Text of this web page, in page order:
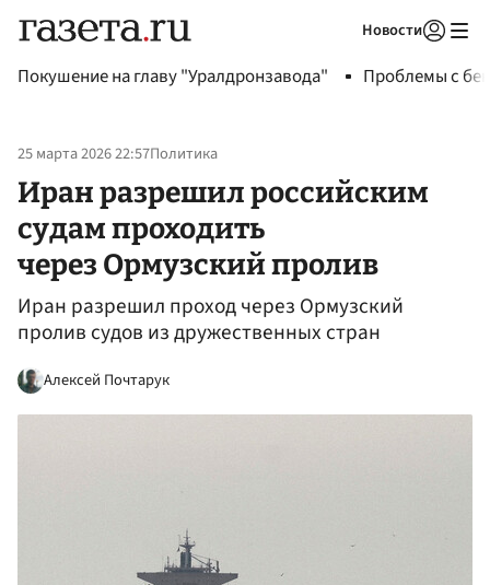
Новости
Покушение на главу "Уралдронзавода" Проблемы с
25 марта 2026 22:57Политика
Иран разрешил российским
судам проходить
через Ормузский пролив
Иран разрешил проход через Ормузский
пролив судов из дружественных стран
Алексей Почтарук